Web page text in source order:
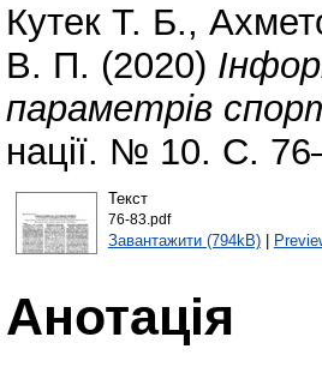
Кутек Т. Б.,
В. П. (2020)
параметрів
нації. № 10. С.
Текст
76-83.pdf
Завантажити (794kB)|
Анотація